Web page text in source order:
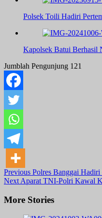
Polsek Toili Hadiri
Kapolsek Batui Berhasil
Jumblah Pengunjung 121
Post
Navigation
Previous Polres Banggai
Next Aparat TNI-Polri Kawal
More Stories